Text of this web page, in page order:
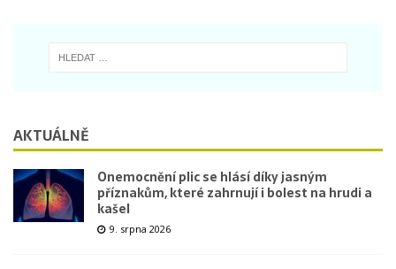
AKTUÁLNĚ
Onemocnění plic se hlásí díky jasným
příznakům, které zahrnují i bolest na hrudi a
kašel
9. srpna 2026